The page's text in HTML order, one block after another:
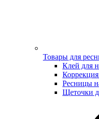
Товары для
Клей для
Ресницы
Щеточки